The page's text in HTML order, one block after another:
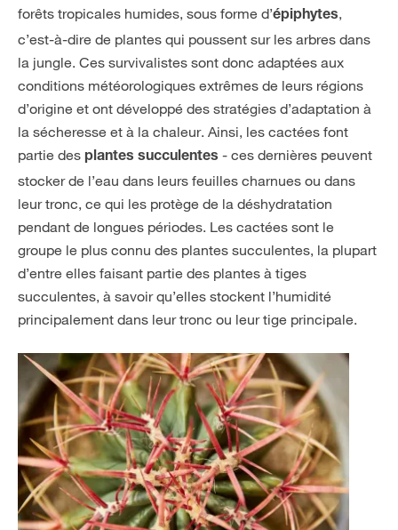
forêts tropicales humides, sous forme d’épiphytes,
c’est-à-dire de plantes qui poussent sur les arbres dans
la jungle. Ces survivalistes sont donc adaptées aux
conditions météorologiques extrêmes de leurs régions
d’origine et ont développé des stratégies d’adaptation à
la sécheresse et à la chaleur. Ainsi, les cactées font
partie des plantes succulentes - ces dernières peuvent
stocker de l’eau dans leurs feuilles charnues ou dans
leur tronc, ce qui les protège de la déshydratation
pendant de longues périodes. Les cactées sont le
groupe le plus connu des plantes succulentes, la plupart
d’entre elles faisant partie des plantes à tiges
succulentes, à savoir qu’elles stockent l’humidité
principalement dans leur tronc ou leur tige principale.